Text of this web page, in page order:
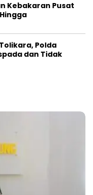
Kebakaran Pusat
Polda
dan Tidak